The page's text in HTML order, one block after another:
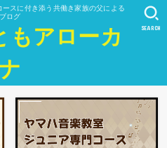
スに付き添う共働き家族の父による
ブログ
もアローカ
ナ
SEARCH